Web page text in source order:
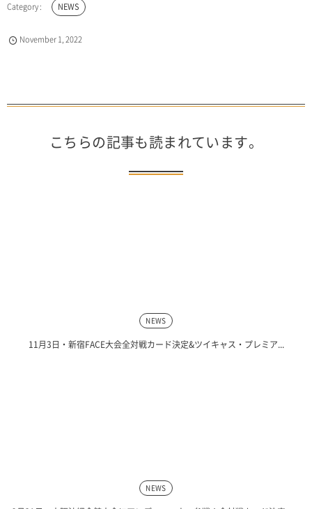
NEWS
November1,2022
こちらの記事も読まれています。
NEWS
11月3日・新宿FACE大会全対戦カード決定&ツイキャス・プレミア...
NEWS